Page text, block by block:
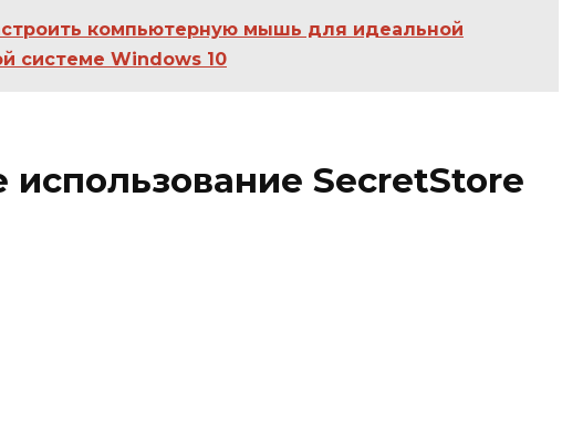
компьютерную мышь для идеальной
системе Windows 10
SecretStore